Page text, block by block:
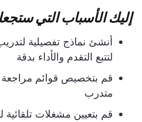
إليك الأسباب التي
أنشئ نماذج تفصيلية
لتتبع التقدم والأداء بدقة
قم بتخصيص قوائم مراجعة
متدرب
قم بتعيين مشغلات تلقائية